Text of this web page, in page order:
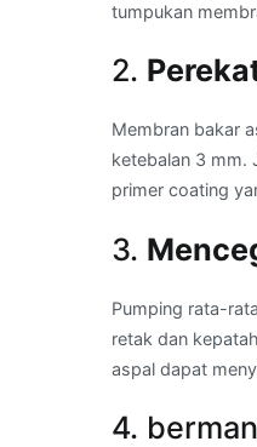
tumpukan
2.
Membran bakar
ketebalan 3 mm.
primer coating
3.
Pumping rata-
retak dan
aspal dapat
4.